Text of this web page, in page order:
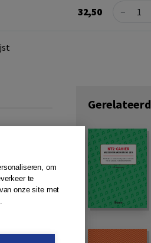
32,50 Quantity
−
les.
van
in
Gerelateerd
om
te
onze site met